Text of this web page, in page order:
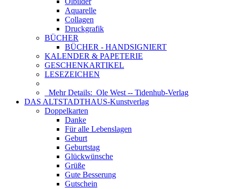
Aquarelle
Collagen
Druckgrafik
BÜCHER
BÜCHER - HANDSIGNIERT
KALENDER & PAPETERIE
GESCHENKARTIKEL
LESEZEICHEN
Mehr Details: Ole West -- Tidenhub-Verlag
DAS ALTSTADTHAUS-Kunstverlag
Doppelkarten
Danke
Für alle Lebenslagen
Geburt
Geburtstag
Glückwünsche
Grüße
Gute Besserung
Gutschein